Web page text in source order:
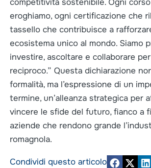
competitività sostenibile. Ogni
eroghiamo, ogni certificazione che
tassello che contribuisce a
ecosistema unico al mondo. Siamo
investire, ascoltare e collaborare
reciproco.” Questa dichiarazione
formalità, ma l’espressione di un
termine, un’alleanza strategica per
vincere le sfide del futuro, fianco a
aziende che rendono grande
romagnola.
Condividi questo articolo